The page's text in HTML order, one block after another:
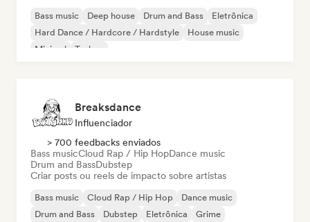
Bass music Deep house Drum and Bass
Eletrônica
Hard Dance / Hardcore / Hardstyle
House music
Minimal
Techno
Breaksdance
Influenciador
> 700 feedbacks enviados
Bass musicCloud Rap / Hip HopDance music
Drum and BassDubstep
Criar posts ou reels de impacto sobre artistas
Bass music Cloud Rap / Hip Hop
Dance music
Drum and Bass
Dubstep Eletrônica
Grime